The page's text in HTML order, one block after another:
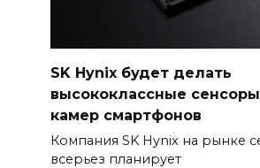
SK Hynix будет делать
высококлассные
камер смартфонов
Компания SK Hynix на рынке
всерьез планирует